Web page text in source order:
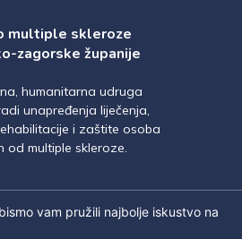
multiple skleroze
zagorske županije
humanitarna udruga
unapređenja liječenja,
i zaštite osoba
od multiple skleroze.
vam pružili najbolje iskustvo na